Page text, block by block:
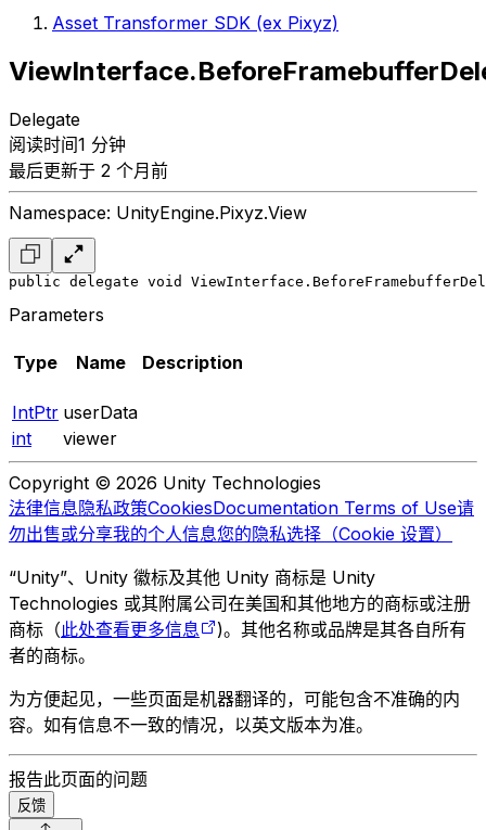
Asset Transformer SDK (ex Pixyz)
Delegate
阅读时间1 分钟
最后更新于 2 个月前
Namespace: UnityEngine.Pixyz.View
public delegate void
Parameters
Type Name Description
IntPtr userData
int
viewer
Copyright © 2026 Unity Technologies
法律信息隐私政策CookiesDocumentation Terms of Use请
勿出售或分享我的个人信息您的隐私选择（Cookie 设置）
“Unity”、Unity 徽标及其他 Unity 商标是 Unity
Technologies 或其附属公司在美国和其他地方的商标或注册
商标（此处查看更多信息
)。其他名称或品牌是其各自所有
者的商标。
为方便起见，一些页面是机器翻译的，可能包含不准确的内
容。如有信息不一致的情况，以英文版本为准。
报告此页面的问题
反馈